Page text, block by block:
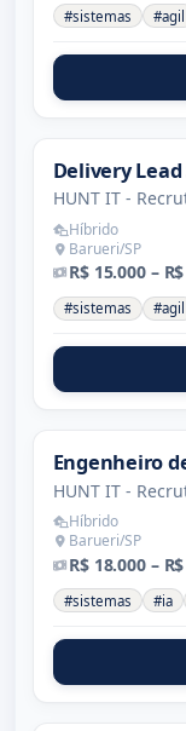
#sistemas #agil
Delivery
HUNT IT -
Híbrido
Barueri/SP
R$ 15.000 –
#sistemas #agil
Engenheiro
HUNT IT -
Híbrido
Barueri/SP
R$ 18.000 –
#sistemas #ia